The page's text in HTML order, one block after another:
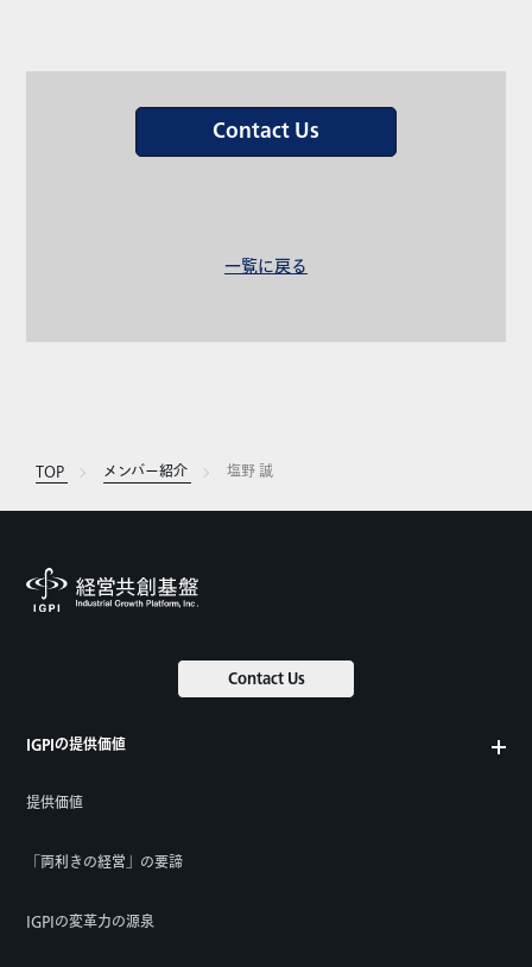
Contact Us
一覧に戻る
TOP メンバー紹介 塩野 誠
Contact Us
IGPIの提供価値
提供価値
「両利きの経営」の要諦
IGPIの変革力の源泉